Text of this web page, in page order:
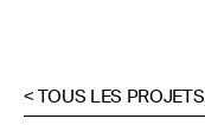
< TOUS LES PROJETS